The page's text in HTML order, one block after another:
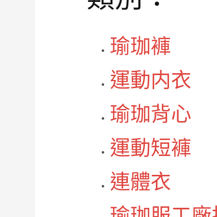
瑜珈褲
運動内衣
瑜珈背心
運動短褲
連體衣